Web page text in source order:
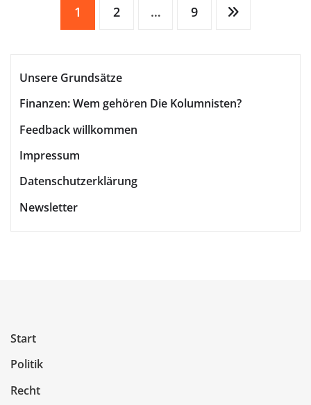
Seitennummerierung
Beiträge
1 2 … 9
Unsere Grundsätze
Finanzen: Wem gehören Die Kolumnisten?
Feedback willkommen
Impressum
Datenschutzerklärung
Newsletter
Start
Politik
Recht